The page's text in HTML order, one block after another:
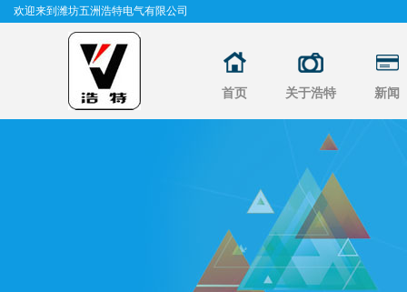
欢迎来到潍坊五洲浩特电气有限公司
首页 关于浩特 新闻